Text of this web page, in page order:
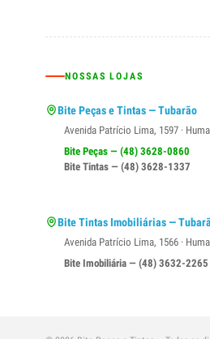
NOSSAS LOJAS
Bite Peças e Tintas — Tubarão
Avenida Patrício Lima, 1597 ·
Bite Peças — (48) 3628-0860
Bite Tintas — (48) 3628-1337
Bite Tintas Imobiliárias —
Avenida Patrício Lima, 1566 ·
Bite Imobiliária — (48) 3632-2265